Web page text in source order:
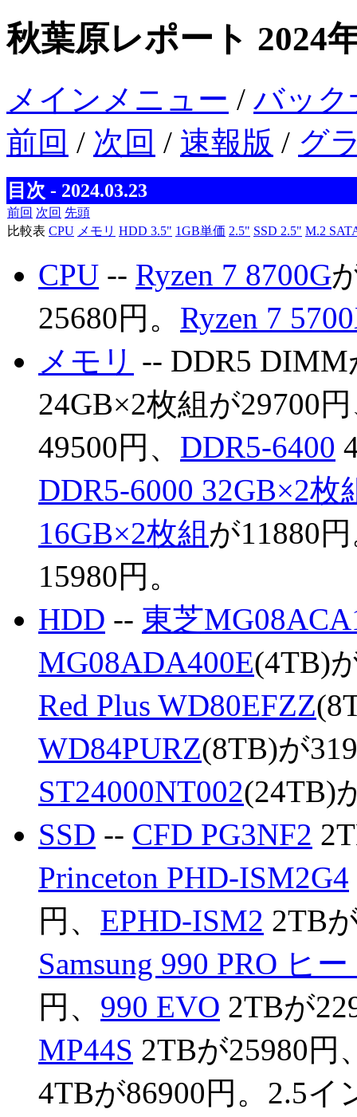
秋葉原レポート 2024
メインメニュー / バッ
前回 / 次回 / 速報版 / グ
目次 - 2024.03.23
前回 次回 先頭
比較表 CPU メモリ HDD 3.5" 1GB単価 2.5" SSD 2.5" M.2
CPU -- Ryzen 7 8700G
25680円。 Ryzen 7
メモリ -- DDR5
24GB×2枚組が29700
49500円、 DDR5-6400
DDR5-6000 32GB×2枚
16GB×2枚組が11880
15980円。
HDD -- 東芝
MG08ADA400E(4TB)
Red Plus WD80EFZZ
WD84PURZ(8TB)が
ST24000NT002(24TB)
SSD -- CFD PG3NF2
Princeton PHD-ISM2G4
円、 EPHD-ISM2 2TB
Samsung 990 PRO ヒ
円、 990 EVO 2TBが
MP44S 2TBが25980円
4TBが86900円。2.5イ